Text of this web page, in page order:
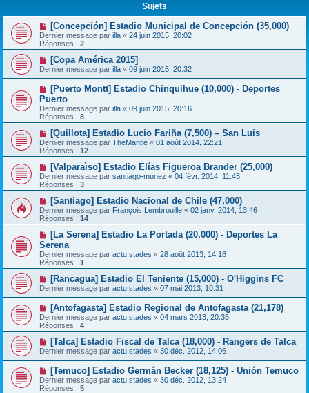
Sujets
[Concepción] Estadio Municipal de Concepción (35,000)
Dernier message par illa « 24 juin 2015, 20:02
Réponses : 2
[Copa América 2015]
Dernier message par illa « 09 juin 2015, 20:32
[Puerto Montt] Estadio Chinquihue (10,000) - Deportes
Puerto
Dernier message par illa « 09 juin 2015, 20:16
Réponses : 8
[Quillota] Estadio Lucio Fariña (7,500) – San Luis
Dernier message par TheMantle « 01 août 2014, 22:21
Réponses : 12
[Valparaìso] Estadio Elías Figueroa Brander (25,000)
Dernier message par santiago-munez « 04 févr. 2014, 11:45
Réponses : 3
[Santiago] Estadio Nacional de Chile (47,000)
Dernier message par François Lembrouille « 02 janv. 2014, 13:46
Réponses : 14
[La Serena] Estadio La Portada (20,000) - Deportes La
Serena
Dernier message par actu.stades « 28 août 2013, 14:18
Réponses : 1
[Rancagua] Estadio El Teniente (15,000) - O'Higgins FC
Dernier message par actu.stades « 07 mai 2013, 10:31
[Antofagasta] Estadio Regional de Antofagasta (21,178)
Dernier message par actu.stades « 04 mars 2013, 20:35
Réponses : 4
[Talca] Estadio Fiscal de Talca (18,000) - Rangers de Talca
Dernier message par actu.stades « 30 déc. 2012, 14:06
[Temuco] Estadio Germán Becker (18,125) - Unión Temuco
Dernier message par actu.stades « 30 déc. 2012, 13:24
Réponses : 5